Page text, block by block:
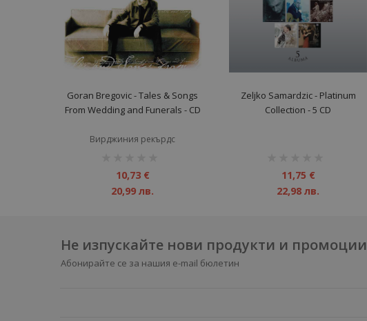
Goran Bregovic - Tales & Songs
From Wedding and Funerals - CD
Вирджиния рекърдс
10,73 €
20,99 лв.
Zeljko Samardzic ‎- Platinum
Collection - 5 CD
11,75 €
22,98 лв.
Не изпускайте нови продукти и промоции
Абонирайте се за нашия e-mail бюлетин